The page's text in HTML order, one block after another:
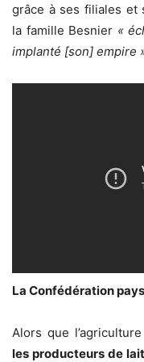
grâce à ses filiales et
la famille Besnier «
implanté [son] empire
La Confédération
Alors que
les producteurs de